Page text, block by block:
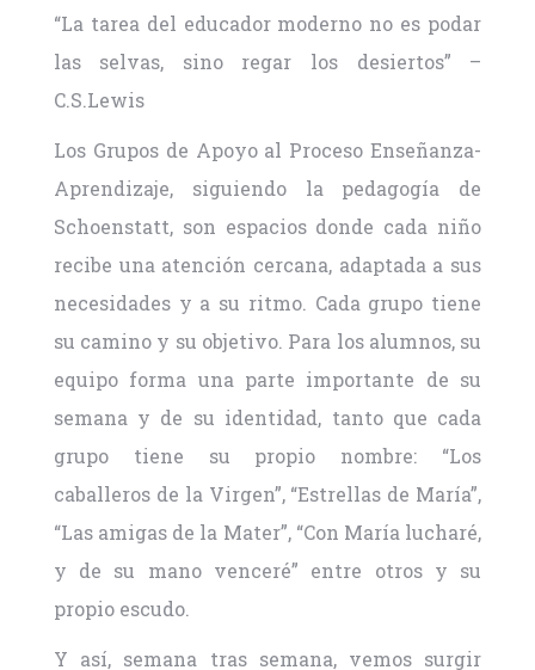
“La tarea del educador moderno no es podar
las selvas, sino regar los desiertos” –
C.S.Lewis
Los Grupos de Apoyo al Proceso Enseñanza-
Aprendizaje, siguiendo la pedagogía de
Schoenstatt, son espacios donde cada niño
recibe una atención cercana, adaptada a sus
necesidades y a su ritmo. Cada grupo tiene
su camino y su objetivo. Para los alumnos, su
equipo forma una parte importante de su
semana y de su identidad, tanto que cada
grupo tiene su propio nombre: “Los
caballeros de la Virgen”, “Estrellas de María”,
“Las amigas de la Mater”, “Con María lucharé,
y de su mano venceré” entre otros y su
propio escudo.
Y así, semana tras semana, vemos surgir